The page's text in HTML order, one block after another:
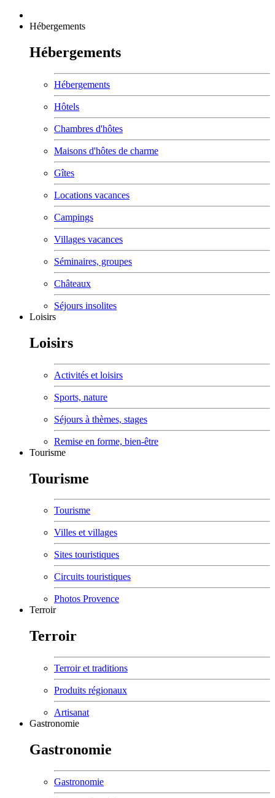
Hébergements
Hébergements
Hébergements
Hôtels
Chambres d'hôtes
Maisons d'hôtes de charme
Gîtes
Locations vacances
Campings
Villages vacances
Séminaires, groupes
Châteaux
Séjours insolites
Loisirs
Loisirs
Activités et loisirs
Sports, nature
Séjours à thèmes, stages
Remise en forme, bien-être
Tourisme
Tourisme
Tourisme
Villes et villages
Sites touristiques
Circuits touristiques
Photos Provence
Terroir
Terroir
Terroir et traditions
Produits régionaux
Artisanat
Gastronomie
Gastronomie
Gastronomie